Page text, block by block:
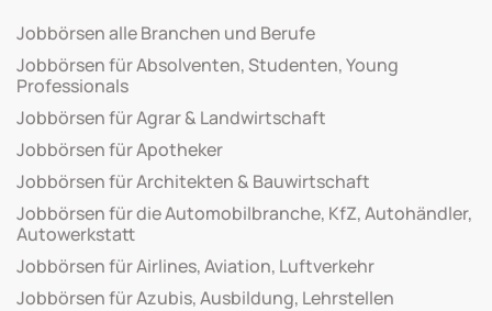
Jobbörsen alle Branchen und Berufe
Jobbörsen für Absolventen, Studenten, Young
Professionals
Jobbörsen für Agrar & Landwirtschaft
Jobbörsen für Apotheker
Jobbörsen für Architekten & Bauwirtschaft
Jobbörsen für die Automobilbranche, KfZ, Autohändler,
Autowerkstatt
Jobbörsen für Airlines, Aviation, Luftverkehr
Jobbörsen für Azubis, Ausbildung, Lehrstellen